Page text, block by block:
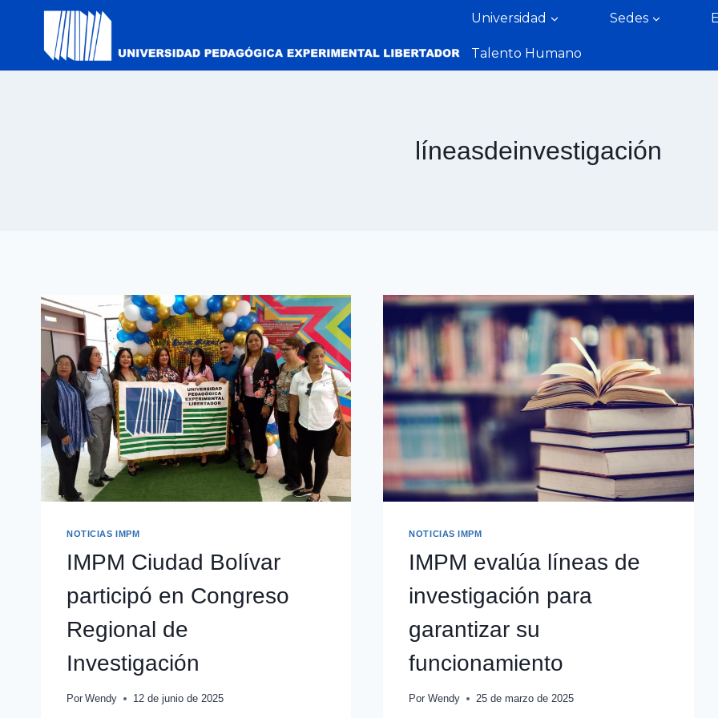
Universidad Sedes
Talento Humano
líneasdeinvestigación
NOTICIAS IMPM
IMPM Ciudad Bolívar
participó en Congreso
Regional de
Investigación
Por Wendy 12 de junio de 2025
NOTICIAS IMPM
IMPM evalúa líneas de
investigación para
garantizar su
funcionamiento
Por Wendy 25 de marzo de 2025